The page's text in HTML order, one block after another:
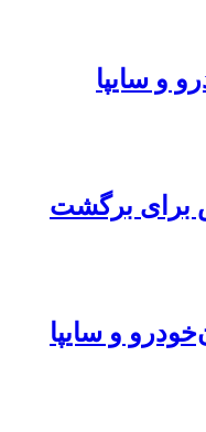
و سایپا
برای برگشت
و سایپا